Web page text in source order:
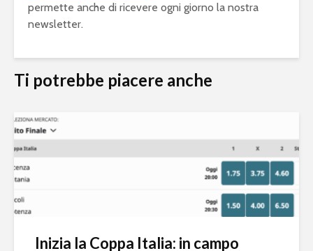
permette anche di ricevere ogni giorno la nostra
newsletter.
Ti potrebbe piacere anche
Inizia la Coppa Italia: in campo